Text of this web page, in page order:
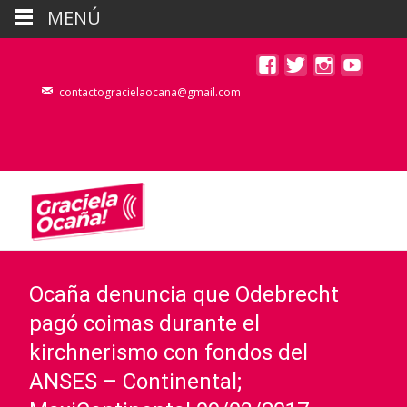
contactogracielaocana@gmail.com
Ocaña denuncia que Odebrecht
pagó coimas durante el
kirchnerismo con fondos del
ANSES – Continental;
MENÚ